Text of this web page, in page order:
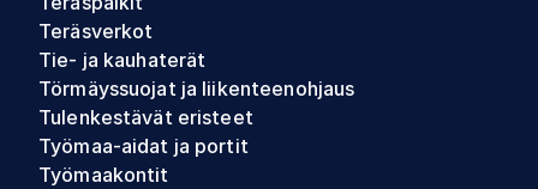
Teräsverkot
Tie- ja kauhaterät
Törmäyssuojat ja liikenteenohjaus
Tulenkestävät eristeet
Työmaa-aidat ja portit
Työmaakontit